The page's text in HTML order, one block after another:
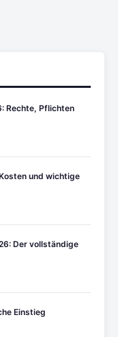
Rechte, Pflichten
und wichtige
Der vollständige
Einstieg